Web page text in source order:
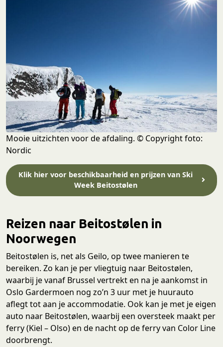
Mooie uitzichten voor de afdaling. © Copyright foto:
Nordic
Klik hier voor beschikbaarheid en prijzen van Ski
Week Beitostølen
Reizen naar Beitostølen in
Noorwegen
Beitostølen is, net als Geilo, op twee manieren te
bereiken. Zo kan je per vliegtuig naar Beitostølen,
waarbij je vanaf Brussel vertrekt en na je aankomst in
Oslo Gardermoen nog zo’n 3 uur met je huurauto
aflegt tot aan je accommodatie. Ook kan je met je eigen
auto naar Beitostølen, waarbij een oversteek maakt per
ferry (Kiel – Olso) en de nacht op de ferry van Color Line
doorbrengt.